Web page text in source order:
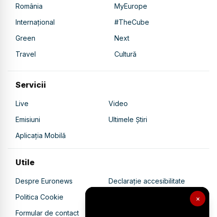
×
România
MyEurope
Internațional
#TheCube
Green
Next
Travel
Cultură
Servicii
Live
Video
Emisiuni
Ultimele Știri
Aplicația Mobilă
Utile
Despre Euronews
Declarație accesibilitate
Politica Cookie
Politica de confidențialitate
Formular de contact